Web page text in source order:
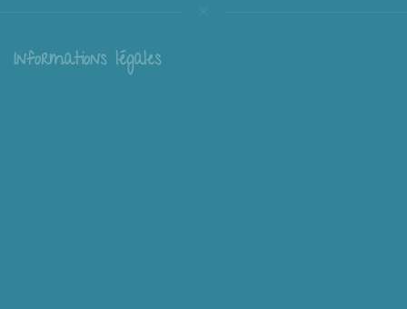
Informations légales